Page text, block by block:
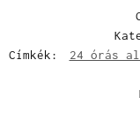
Címkék:
24 órás